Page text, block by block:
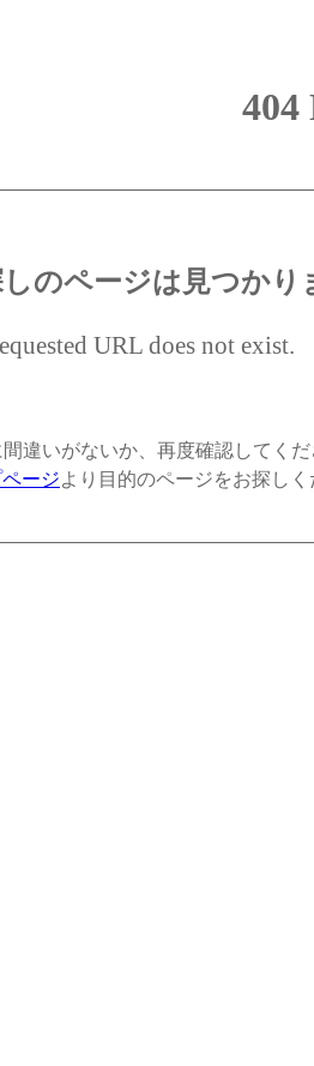
404
のページは見つかり
URL does not exist.
違いがないか、再度確認してく
ページより目的のページをお探し